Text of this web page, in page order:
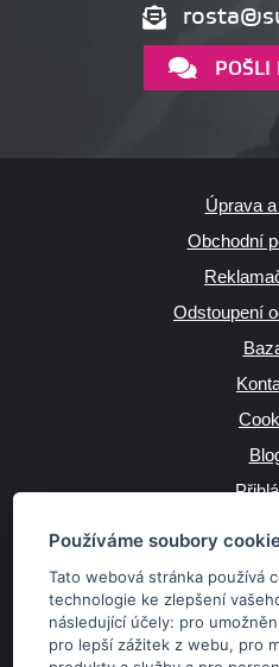
Používáme soubory
Tato webová stránka používá
technologie ke zlepšení
následující účely: pro
pro lepší zážitek z webu, pro
POŠLI
Úprava
Obchodní
Odstoupení